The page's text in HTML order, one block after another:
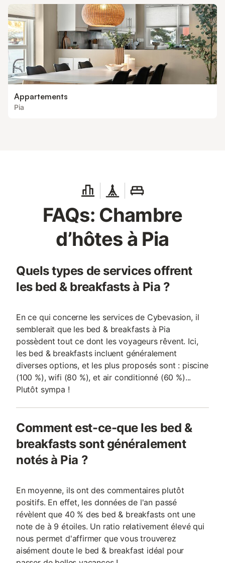
Appartements
Pia
FAQs: Chambre
d’hôtes à Pia
Quels types de services offrent
les bed & breakfasts à Pia ?
En ce qui concerne les services de Cybevasion, il
semblerait que les bed & breakfasts à Pia
possèdent tout ce dont les voyageurs rêvent. Ici,
les bed & breakfasts incluent généralement
diverses options, et les plus proposés sont : piscine
(100 %), wifi (80 %), et air conditionné (60 %)...
Plutôt sympa !
Comment est-ce-que les bed &
breakfasts sont généralement
notés à Pia ?
En moyenne, ils ont des commentaires plutôt
positifs. En effet, les données de l'an passé
révèlent que 40 % des bed & breakfasts ont une
note de à 9 étoiles. Un ratio relativement élevé qui
nous permet d'affirmer que vous trouverez
aisément doute le bed & breakfast idéal pour